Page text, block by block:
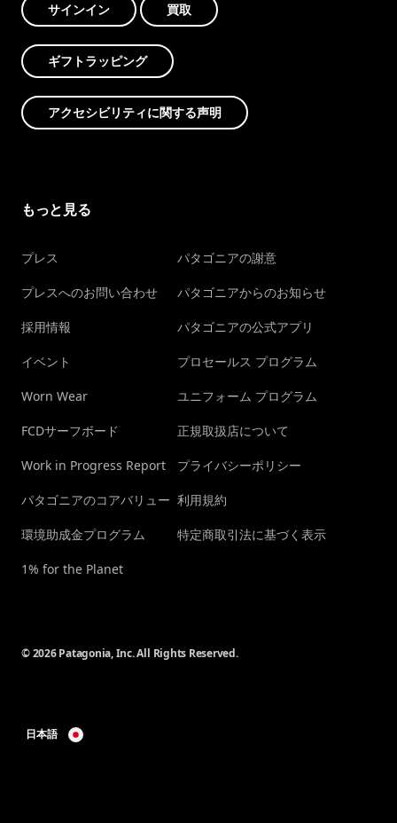
サインイン 買取
ギフトラッピング
アクセシビリティに関する声明
もっと見る
プレス
プレスへのお問い合わせ
採用情報
イベント
Worn Wear
FCDサーフボード
Work in Progress Report
パタゴニアのコアバリュー
環境助成金プログラム
1% for the Planet
パタゴニアの謝意
パタゴニアからのお知らせ
パタゴニアの公式アプリ
プロセールス プログラム
ユニフォーム プログラム
正規取扱店について
プライバシーポリシー
利用規約
特定商取引法に基づく表示
© 2026 Patagonia, Inc. All Rights Reserved.
日本語